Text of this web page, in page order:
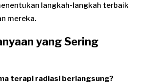
langkah-langkah terbaik
mereka.
yang Sering
terapi radiasi berlangsung?